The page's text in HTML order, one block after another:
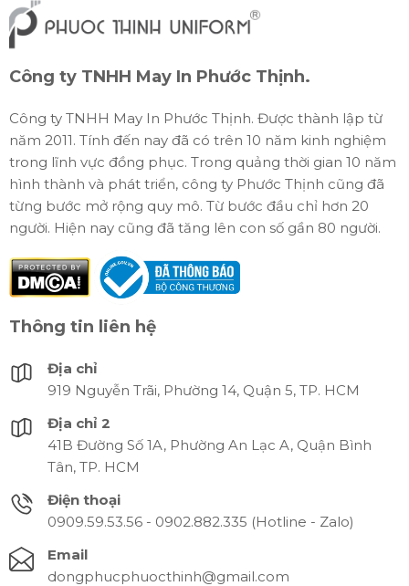
Công ty TNHH May In Phước Thịnh.
Công ty TNHH May In Phước Thịnh. Được thành lập từ
năm 2011. Tính đến nay đã có trên 10 năm kinh nghiệm
trong lĩnh vực đồng phục. Trong quảng thời gian 10 năm
hình thành và phát triển, công ty Phước Thịnh cũng đã
từng bước mở rộng quy mô. Từ bước đầu chỉ hơn 20
người. Hiện nay cũng đã tăng lên con số gần 80 người.
Thông tin liên hệ
Địa chỉ
919 Nguyễn Trãi, Phường 14, Quận 5, TP. HCM
Địa chỉ 2
41B Đường Số 1A, Phường An Lạc A, Quận Bình
Tân, TP. HCM
Điện thoại
0909.59.53.56 - 0902.882.335 (Hotline - Zalo)
Email
dongphucphuocthinh@gmail.com